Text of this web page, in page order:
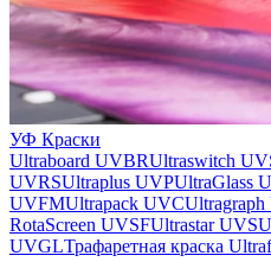
УФ Краски
Ultraboard UVBRUltraswitch
UVRSUltraplus UVPUltraGlass
UVFMUltrapack UVC
RotaScreen UVSFUltrastar UVS
UVGLТрафаретная краска